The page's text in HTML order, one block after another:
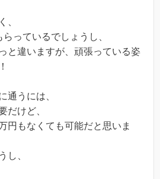
、
っているでしょうし、
と違いますが、頑張っている姿
通うには、
だけど、
円もなくても可能だと思いま
し、